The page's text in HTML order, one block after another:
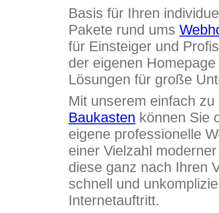
Basis für Ihren
Pakete rund ums
für Einsteiger und
der eigenen
Lösungen für große
Mit unserem einfach
Baukasten können Sie
eigene professionelle
einer Vielzahl
diese ganz nach Ihren
schnell und
Internetauftritt.